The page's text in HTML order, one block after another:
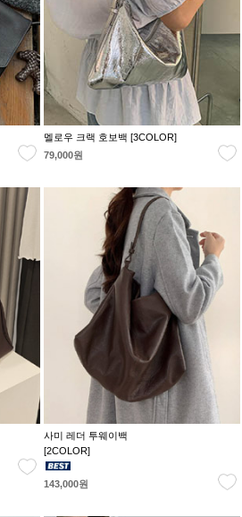
멜로우 크랙 호보백 [3COLOR]
79,000원
사미 레더 투웨이백
[2COLOR]
143,000원